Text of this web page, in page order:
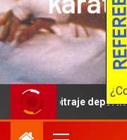
El
deportivo: una